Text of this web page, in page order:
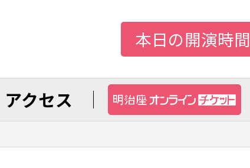
本日の開演時間
アクセス